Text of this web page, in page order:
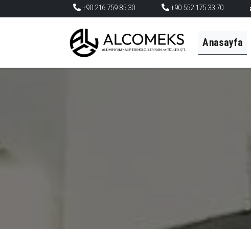
+90 216 759 85 30 +90 552 175 33 70
Anasayfa